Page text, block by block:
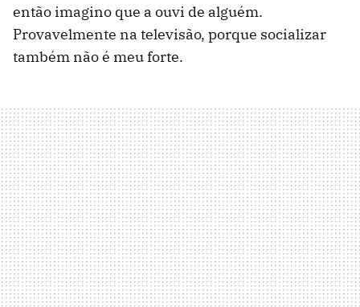
então imagino que a ouvi de alguém.
Provavelmente na televisão, porque socializar
também não é meu forte.